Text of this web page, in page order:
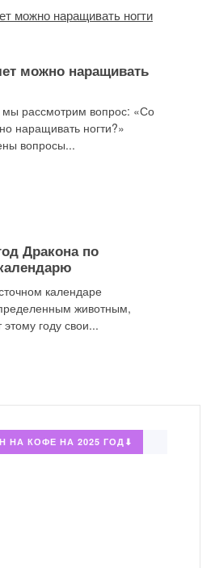
можно наращивать
мы рассмотрим вопрос: «Со
наращивать ногти?»
вопросы...
Дракона по
календаре
животным,
году свои...
НА КОФЕ НА 2025 ГОД⬇